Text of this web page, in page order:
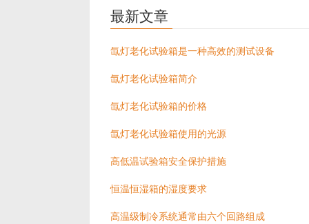
最新文章
氙灯老化试验箱是一种高效的测试设备
氙灯老化试验箱简介
氙灯老化试验箱的价格
氙灯老化试验箱使用的光源
高低温试验箱安全保护措施
恒温恒湿箱的湿度要求
高温级制冷系统通常由六个回路组成